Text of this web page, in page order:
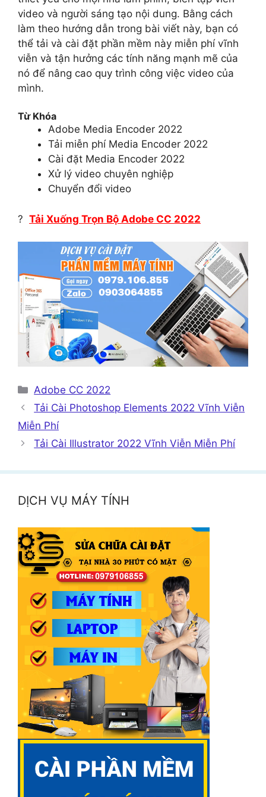
video và người sáng tạo nội dung. Bằng cách
làm theo hướng dẫn trong bài viết này, bạn có
thể tải và cài đặt phần mềm này miễn phí vĩnh
viễn và tận hưởng các tính năng mạnh mẽ của
nó để nâng cao quy trình công việc video của
mình.
Từ Khóa
Adobe Media Encoder 2022
Tải miễn phí Media Encoder 2022
Cài đặt Media Encoder 2022
Xử lý video chuyên nghiệp
Chuyển đổi video
? Tải Xuống Trọn Bộ Adobe CC 2022
Danh
mục
Adobe CC 2022
Tải Cài Photoshop Elements 2022 Vĩnh Viễn
Miễn Phí
Tải Cài Illustrator 2022 Vĩnh Viễn Miễn Phí
DỊCH VỤ MÁY TÍNH